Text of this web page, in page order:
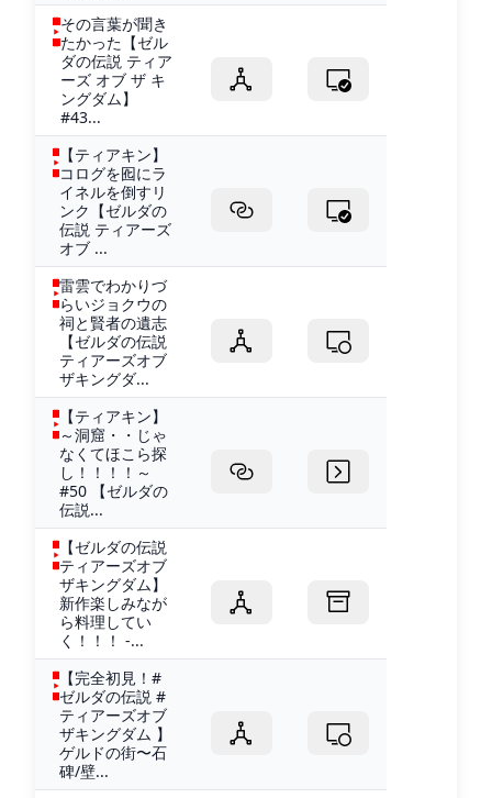
その言葉が聞き
たかった【ゼル
ダの伝説 ティア
ーズ オブ ザ キ
ングダム】
#43...
【ティアキン】
コログを囮にラ
イネルを倒すリ
ンク【ゼルダの
伝説 ティアーズ
オブ ...
雷雲でわかりづ
らいジョクウの
祠と賢者の遺志
【ゼルダの伝説
ティアーズオブ
ザキングダ...
【ティアキン】
～洞窟・・じゃ
なくてほこら探
し！！！！～
#50 【ゼルダの
伝説...
【ゼルダの伝説
ティアーズオブ
ザキングダム】
新作楽しみなが
ら料理してい
く！！！ -...
【完全初見！#
ゼルダの伝説 #
ティアーズオブ
ザキングダム 】
ゲルドの街〜石
碑/壁...